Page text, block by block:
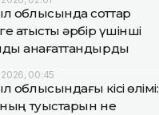
облысында соттар
қатысты әрбір үшінші
қанағаттандырды
00:45
облысындағы кісі өлімі:
туыстарын не